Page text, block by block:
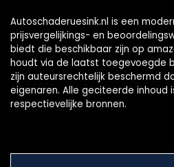
Autoschaderuesink.nl is een
prijsvergelijkings- en
biedt die beschikbaar zijn op
houdt via de laatst toegevoegde
zijn auteursrechtelijk beschermd
eigenaren. Alle geciteerde inhoud
respectievelijke bronnen.